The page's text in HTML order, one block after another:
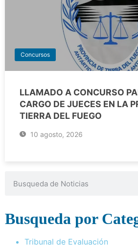
Concursos
LLAMADO A CONCURSO
CARGO DE JUECES EN LA
TIERRA DEL FUEGO
10 agosto, 2026
Busqueda por
Tribunal de Evaluación